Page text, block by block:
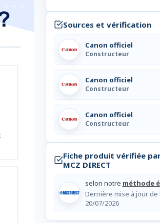
Sources et vérification
Canon officiel
Constructeur
Canon officiel
Constructeur
Canon officiel
Constructeur
Fiche produit vérifiée par
MCZ DIRECT
selon notre méthode
Dernière mise à jour de
20/07/2026